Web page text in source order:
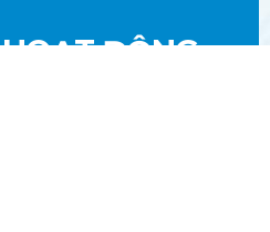
ĐỘNG